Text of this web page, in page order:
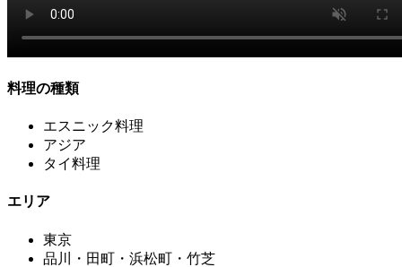
料理の種類
エスニック料理
アジア
タイ料理
エリア
東京
品川・田町・浜松町・竹芝